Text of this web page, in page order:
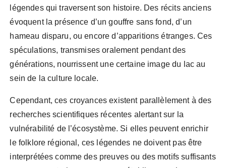
légendes qui traversent son histoire. Des récits anciens
évoquent la présence d’un gouffre sans fond, d’un
hameau disparu, ou encore d’apparitions étranges. Ces
spéculations, transmises oralement pendant des
générations, nourrissent une certaine image du lac au
sein de la culture locale.
Cependant, ces croyances existent parallèlement à des
recherches scientifiques récentes alertant sur la
vulnérabilité de l’écosystème. Si elles peuvent enrichir
le folklore régional, ces légendes ne doivent pas être
interprétées comme des preuves ou des motifs suffisants